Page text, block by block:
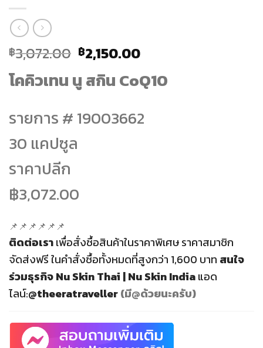
฿3,072.00 Original
price
was:
฿3,072.00.
฿2,150.00Current
is:
฿2,150.00.
โคคิวเทน นู สกิน CoQ10
รายการ # 19003662
30 แคปซูล
ราคาปลีก
฿3,072.00
📌📌📌📌📌📌
ติดต่อเราเพื่อสั่งซื้อสินค้าในราคาพิเศษ ราคาสมาชิก
จัดส่งฟรีในคำสั่งซื้อทั้งหมดที่สูงกว่า 1,600 บาท สนใจ
ร่วมธุรกิจNu Skin Thai | Nu Skin Indiaแอด
ไลน์:@theeratraveller(มี@ด้วยนะครับ)